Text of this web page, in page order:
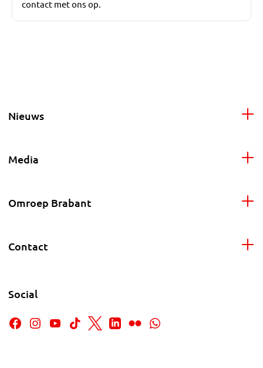
contact met ons op.
Nieuws
Media
Omroep Brabant
Contact
Social